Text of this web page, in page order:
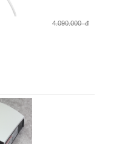
4.090.000 đ